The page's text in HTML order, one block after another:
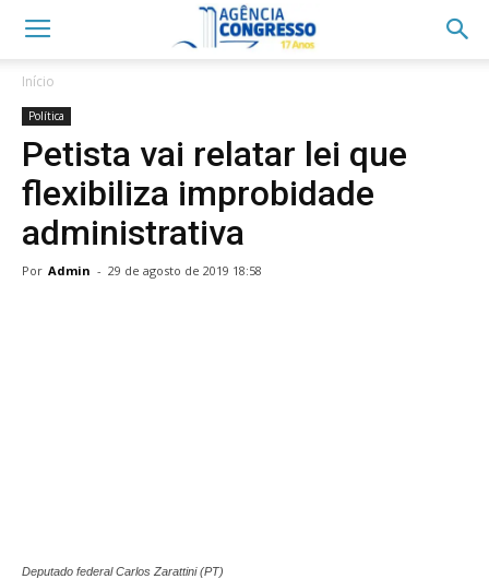
Início
Política
Petista vai relatar lei que
flexibiliza improbidade
administrativa
Por Admin - 29 de agosto de 2019 18:58
Deputado federal Carlos Zarattini (PT)